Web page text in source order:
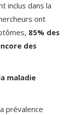
inclus dans la
ont
85% des
des
maladie
prévalence